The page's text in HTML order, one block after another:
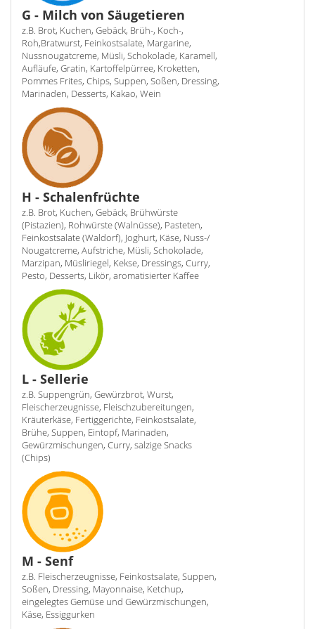
G - Milch von Säugetieren
z.B. Brot, Kuchen, Gebäck, Brüh-, Koch-,
Roh,Bratwurst, Feinkostsalate, Margarine,
Nussnougatcreme, Müsli, Schokolade, Karamell,
Aufläufe, Gratin, Kartoffelpürree, Kroketten,
Pommes Frites, Chips, Suppen, Soßen, Dressing,
Marinaden, Desserts, Kakao, Wein
H - Schalenfrüchte
z.B. Brot, Kuchen, Gebäck, Brühwürste
(Pistazien), Rohwürste (Walnüsse), Pasteten,
Feinkostsalate (Waldorf), Joghurt, Käse, Nuss-/
Nougatcreme, Aufstriche, Müsli, Schokolade,
Marzipan, Müsliriegel, Kekse, Dressings, Curry,
Pesto, Desserts, Likör, aromatisierter Kaffee
L - Sellerie
z.B. Suppengrün, Gewürzbrot, Wurst,
Fleischerzeugnisse, Fleischzubereitungen,
Kräuterkäse, Fertiggerichte, Feinkostsalate,
Brühe, Suppen, Eintopf, Marinaden,
Gewürzmischungen, Curry, salzige Snacks
(Chips)
M - Senf
z.B. Fleischerzeugnisse, Feinkostsalate, Suppen,
Soßen, Dressing, Mayonnaise, Ketchup,
eingelegtes Gemüse und Gewürzmischungen,
Käse, Essiggurken